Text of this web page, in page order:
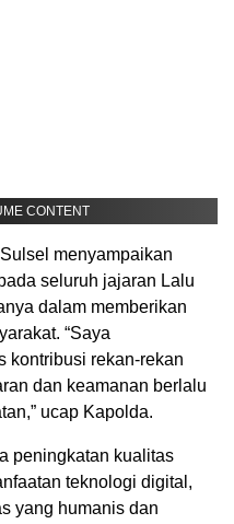
CONTENT
menyampaikan
seluruh jajaran Lalu
dalam memberikan
“Saya
kontribusi rekan-rekan
dan keamanan berlalu
ucap Kapolda.
peningkatan kualitas
teknologi digital,
yang humanis dan